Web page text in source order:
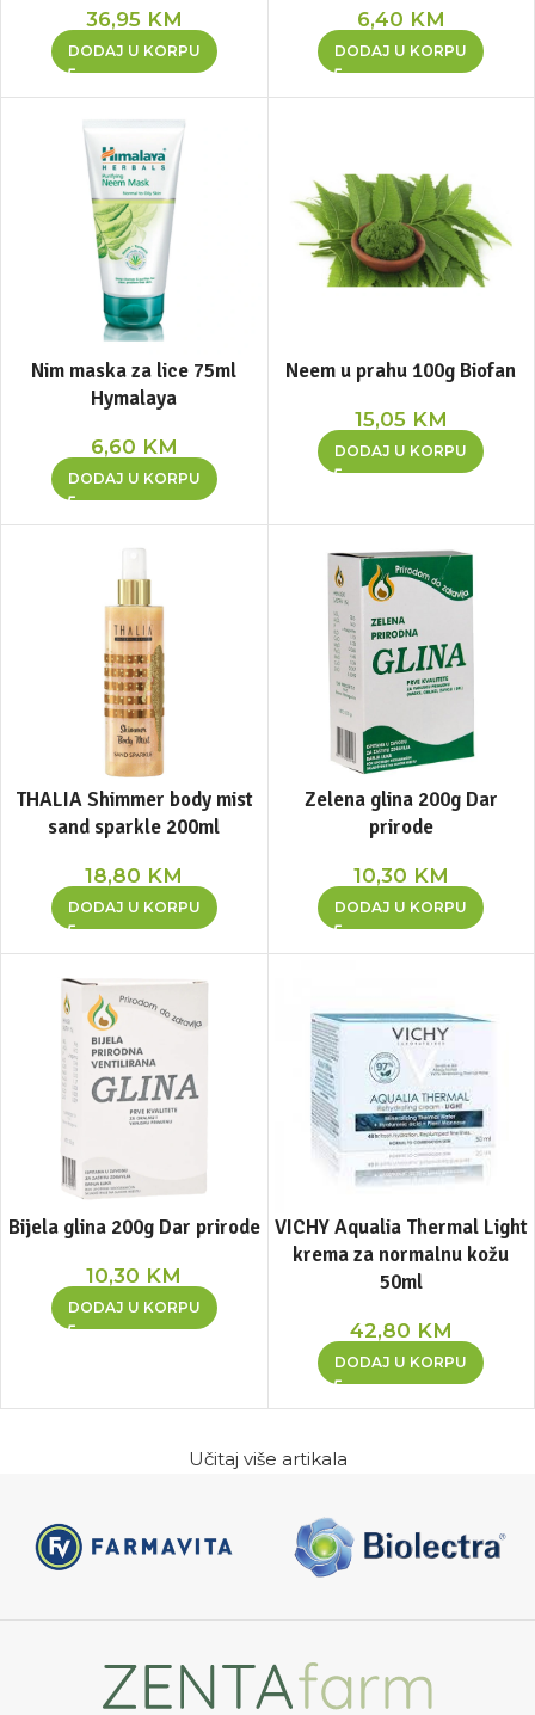
36,95 KM
DODAJ U KORPU
6,40 KM
DODAJ U KORPU
Nim maska za lice 75ml
Hymalaya
6,60 KM
DODAJ U KORPU
Neem u prahu 100g Biofan
15,05 KM
DODAJ U KORPU
THALIA Shimmer body mist
sand sparkle 200ml
18,80 KM
DODAJ U KORPU
Zelena glina 200g Dar
prirode
10,30 KM
DODAJ U KORPU
Bijela glina 200g Dar prirode
10,30 KM
DODAJ U KORPU
VICHY Aqualia Thermal Light
krema za normalnu kožu
50ml
42,80 KM
DODAJ U KORPU
Učitaj više artikala